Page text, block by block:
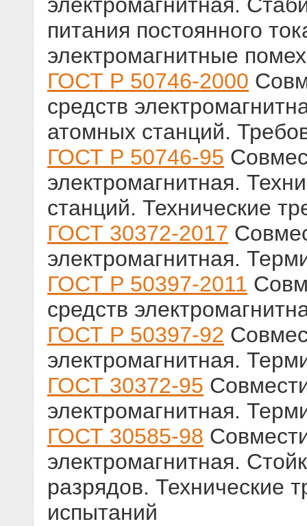
питания постоянного
электромагнитные
ГОСТ Р 50746-2000
средств
атомных станций.
ГОСТ Р 50746-95
электромагнитная.
станций. Технические
ГОСТ 30372-2017
электромагнитная.
ГОСТ Р 50397-2011
средств
ГОСТ Р 50397-92
электромагнитная.
ГОСТ 30372-95
электромагнитная.
ГОСТ 30585-98
электромагнитная.
разрядов. Технические
испытаний